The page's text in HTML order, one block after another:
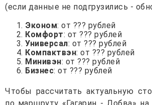
(если данные не подгрузились -
Эконом: от ??? рублей
Комфорт: от ??? рублей
Универсал: от ??? рублей
Компактвэн: от ??? рублей
Минивэн: от ??? рублей
Бизнес: от ??? рублей
Чтобы рассчитать актуальную